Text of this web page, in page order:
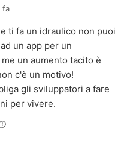
fa
ti fa un idraulico non puoi
un app per un
un aumento tacito è
c'è un motivo!
gli sviluppatori a fare